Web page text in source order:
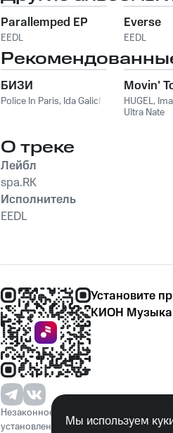
Parallemped EP
EEDL
Everse
EEDL
БИЗИ
Police In Paris, Ida Galich
Movin'
HUGEL,
Ultra Nate
О треке
Лейбл
spa.RK
Исполнитель
EEDL
Установите
КИОН Музыка
Незаконное потребление
установленную законодательством
Мы используем